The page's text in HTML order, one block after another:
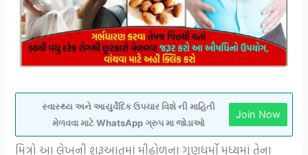
સ્વાસ્થ્ય અને આયુર્વેદિક ઉપચાર વિશે ની માહિતી
મેળવવા માટે WhatsApp ગ્રુપ મા જોડાઓ
Join Now
મિત્રો આ લેખની શરૂઆતમાં મીંઢોળના ગુણધર્મો મધ્યમાં તેના